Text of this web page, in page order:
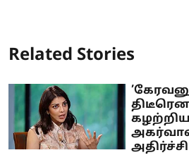
Related Stories